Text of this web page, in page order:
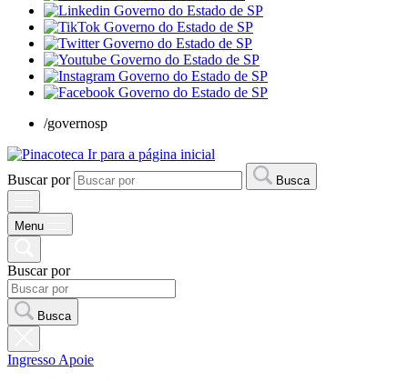
/governosp
Ir para a página inicial
Buscar por
Busca
Menu
Buscar por
Busca
Ingresso Apoie